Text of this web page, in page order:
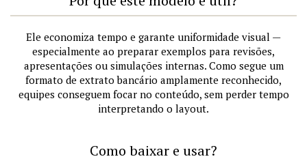
Ele economiza tempo e garante uniformidade visual —
especialmente ao preparar exemplos para revisões,
apresentações ou simulações internas. Como segue um
formato de extrato bancário amplamente reconhecido,
equipes conseguem focar no conteúdo, sem perder tempo
interpretando o layout.
Como baixar e usar?